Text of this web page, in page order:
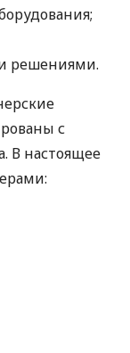
решениями.
с
В настоящее